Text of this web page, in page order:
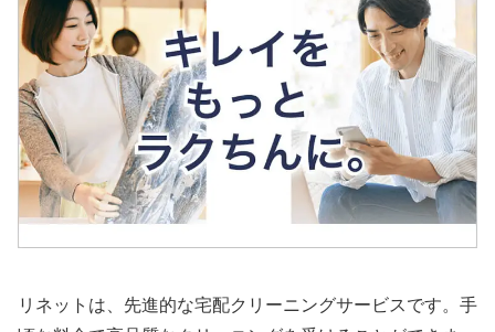
リネットは、先進的な宅配クリーニングサービスです。手